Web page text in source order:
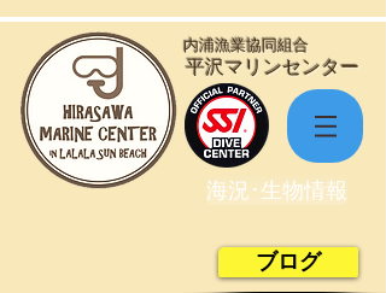
​平沢マリンセンター
​内浦漁業協同組合
海況･生物情報
ブログ